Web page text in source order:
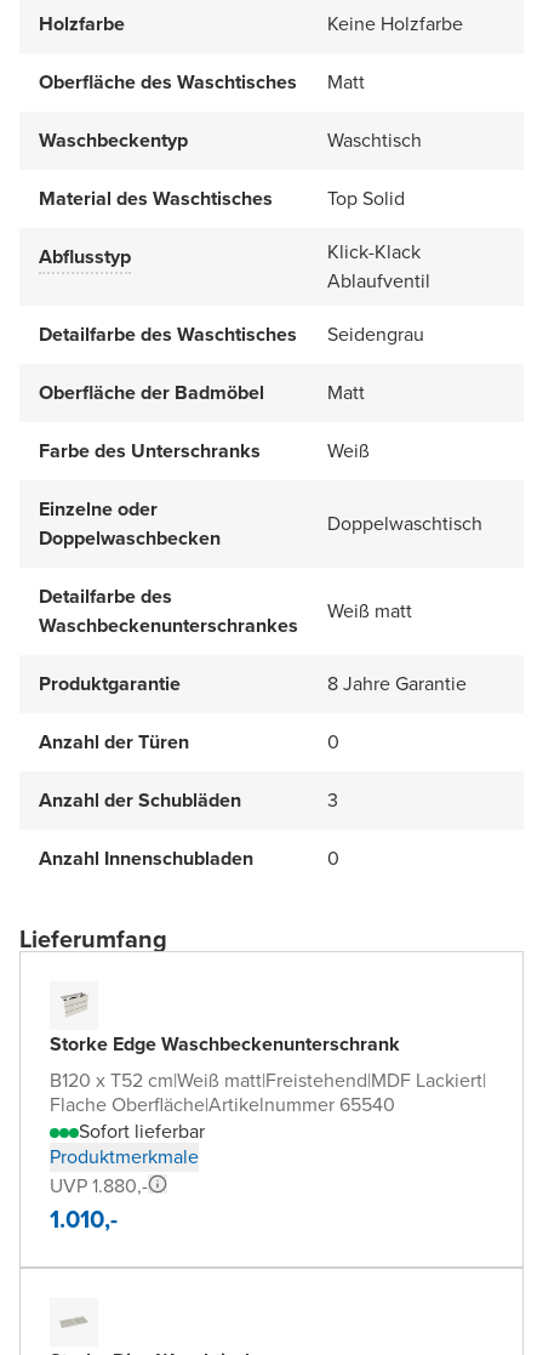
Holzfarbe Keine Holzfarbe
Oberfläche des Waschtisches Matt
Waschbeckentyp Waschtisch
Material des Waschtisches Top Solid
Abflusstyp
Klick-Klack
Ablaufventil
Detailfarbe des Waschtisches
Seidengrau
Oberfläche der Badmöbel Matt
Farbe des Unterschranks Weiß
Einzelne oder
Doppelwaschbecken
Doppelwaschtisch
Detailfarbe des
Waschbeckenunterschrankes
Weiß matt
Produktgarantie 8 Jahre Garantie
Anzahl der Türen 0
Anzahl der Schubläden 3
Anzahl Innenschubladen 0
Lieferumfang
Storke Edge Waschbeckenunterschrank
B120 x T52 cm|Weiß matt|Freistehend|MDF Lackiert|
Flache Oberfläche|Artikelnummer 65540
Sofort lieferbar
Produktmerkmale
UVP 1.880,-
1.010,-